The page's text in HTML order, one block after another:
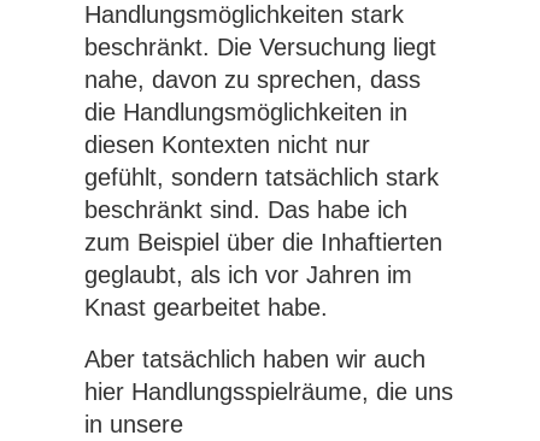
Handlungsmöglichkeiten stark
beschränkt. Die Versuchung liegt
nahe, davon zu sprechen, dass
die Handlungsmöglichkeiten in
diesen Kontexten nicht nur
gefühlt, sondern tatsächlich stark
beschränkt sind. Das habe ich
zum Beispiel über die Inhaftierten
geglaubt, als ich vor Jahren im
Knast gearbeitet habe.
Aber tatsächlich haben wir auch
hier Handlungsspielräume, die uns
in unsere